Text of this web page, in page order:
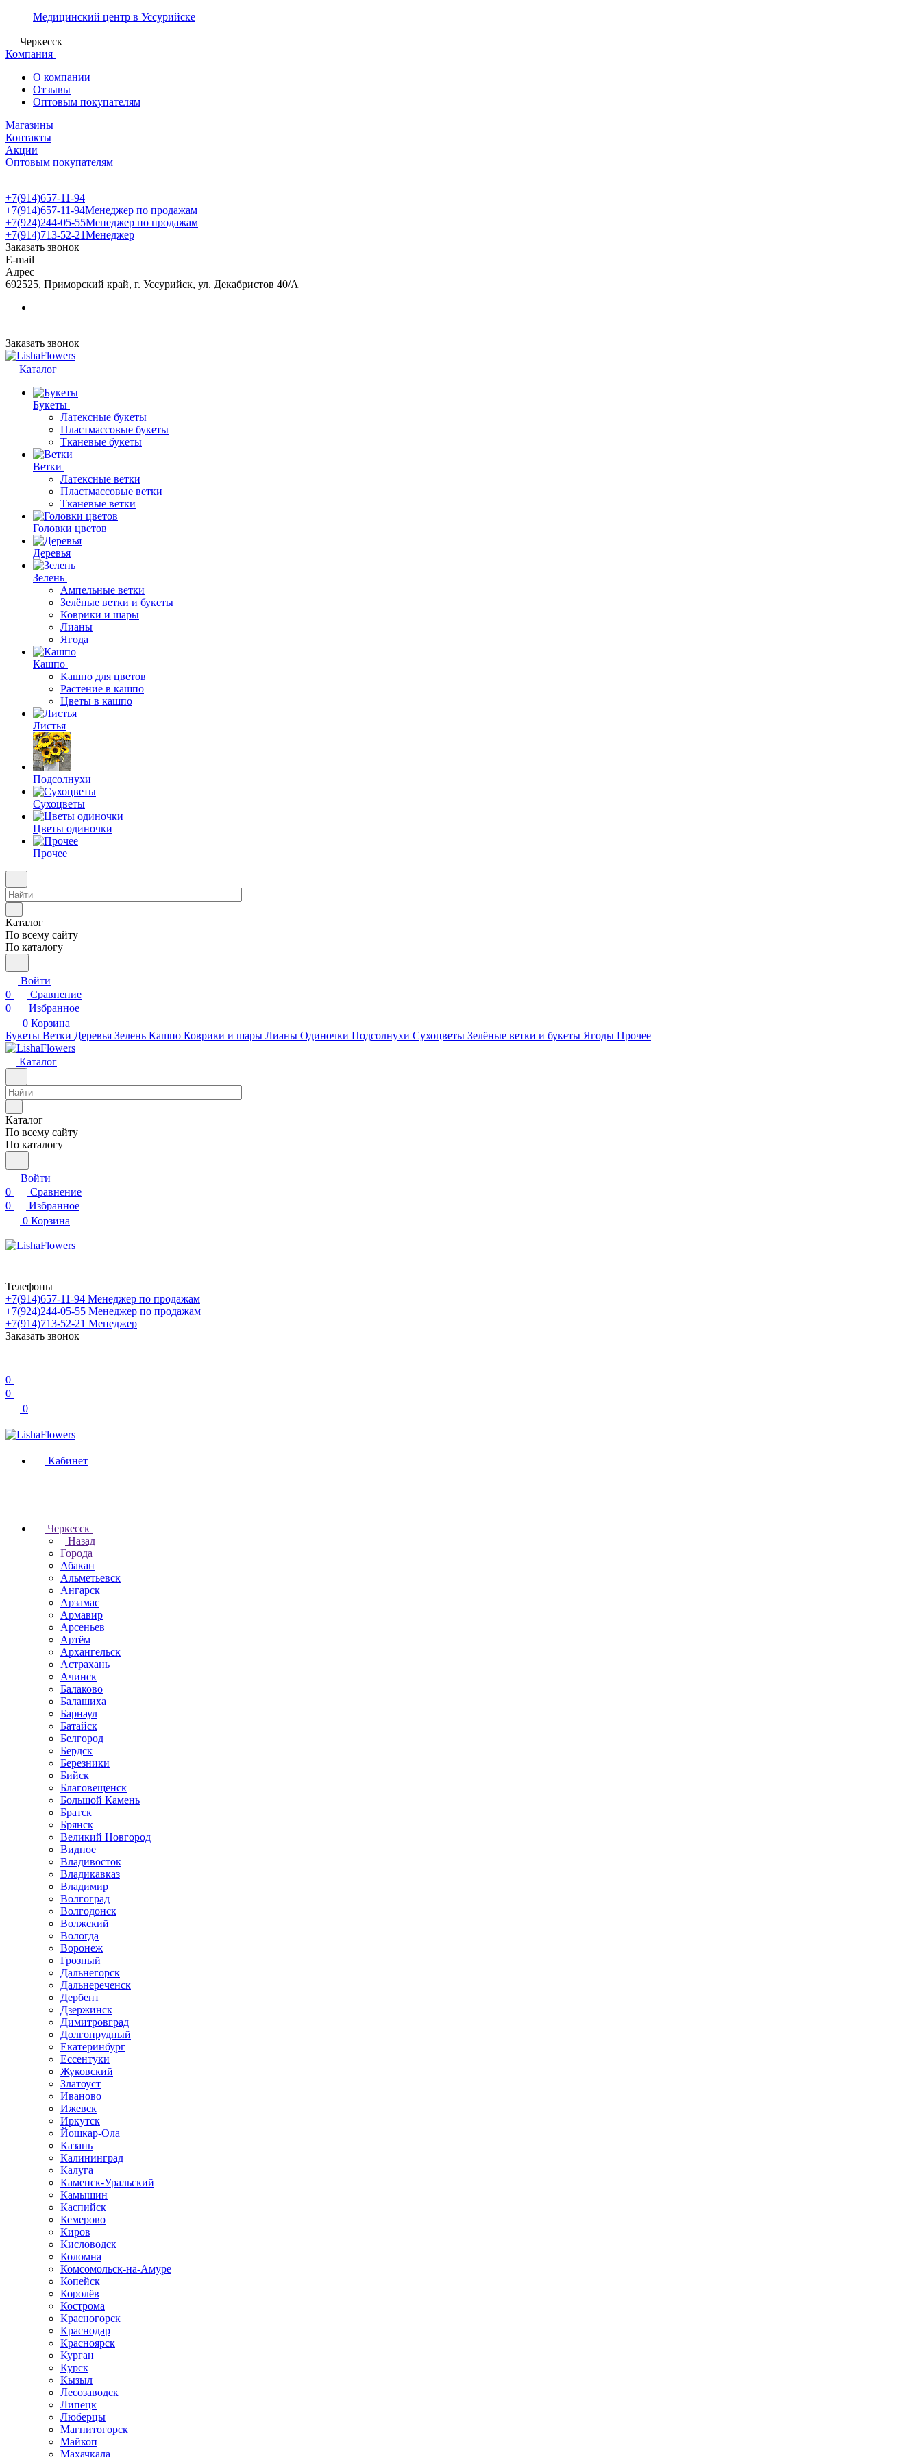
Медицинский центр в Уссурийске
Черкесск
Компания
О компании
Отзывы
Оптовым покупателям
Магазины
Контакты
Акции
Оптовым покупателям
+7(914)657-11-94
+7(914)657-11-94Менеджер по продажам
+7(924)244-05-55Менеджер по продажам
+7(914)713-52-21Менеджер
Заказать звонок
E-mail
Адрес
692525, Приморский край, г. Уссурийск, ул. Декабристов 40/А
Заказать звонок
Каталог
Букеты
Латексные букеты
Пластмассовые букеты
Тканевые букеты
Ветки
Латексные ветки
Пластмассовые ветки
Тканевые ветки
Головки цветов
Деревья
Зелень
Ампельные ветки
Зелёные ветки и букеты
Коврики и шары
Лианы
Ягода
Кашпо
Кашпо для цветов
Растение в кашпо
Цветы в кашпо
Листья
Подсолнухи
Сухоцветы
Цветы одиночки
Прочее
Каталог
По всему сайту
По каталогу
Войти
0
Сравнение
0
Избранное
0 Корзина
Букеты Ветки Деревья Зелень Кашпо Коврики и шары Лианы Одиночки Подсолнухи Сухоцветы Зелёные ветки и букеты Ягоды Прочее
Каталог
Каталог
По всему сайту
По каталогу
Войти
0
Сравнение
0
Избранное
0 Корзина
Телефоны
+7(914)657-11-94 Менеджер по продажам
+7(924)244-05-55 Менеджер по продажам
+7(914)713-52-21 Менеджер
Заказать звонок
0
0
0
Кабинет
Черкесск
Назад
Города
Абакан
Альметьевск
Ангарск
Арзамас
Армавир
Арсеньев
Артём
Архангельск
Астрахань
Ачинск
Балаково
Балашиха
Барнаул
Батайск
Белгород
Бердск
Березники
Бийск
Благовещенск
Большой Камень
Братск
Брянск
Великий Новгород
Видное
Владивосток
Владикавказ
Владимир
Волгоград
Волгодонск
Волжский
Вологда
Воронеж
Грозный
Дальнегорск
Дальнереченск
Дербент
Дзержинск
Димитровград
Долгопрудный
Екатеринбург
Ессентуки
Жуковский
Златоуст
Иваново
Ижевск
Иркутск
Йошкар-Ола
Казань
Калининград
Калуга
Каменск-Уральский
Камышин
Каспийск
Кемерово
Киров
Кисловодск
Коломна
Комсомольск-на-Амуре
Копейск
Королёв
Кострома
Красногорск
Краснодар
Красноярск
Курган
Курск
Кызыл
Лесозаводск
Липецк
Люберцы
Магнитогорск
Майкоп
Махачкала